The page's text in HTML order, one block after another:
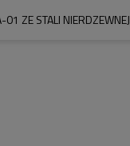
ZE STALI NIERDZEWNEJ